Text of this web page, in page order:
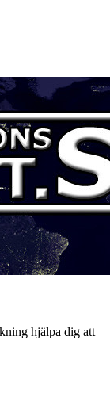
hjälpa dig att